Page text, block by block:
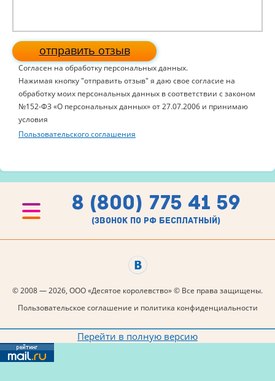
отправить отзыв
Согласен на обработку персональных данных.
Нажимая кнопку "отправить отзыв" я даю свое согласие на
обработку моих персональных данных в соответствии с законом
№152-ФЗ «О персональных данных» от 27.07.2006 и принимаю
условия
Пользовательского соглашения
8 (800) 775 41 59
(звонок по рф бесплатный)
© 2008 — 2026, ООО «Десятое королевство» © Все права защищены.
Пользовательское соглашение и политика конфиденциальности
Перейти в полную версию